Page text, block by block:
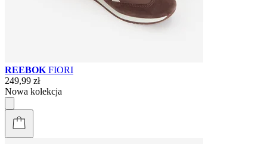
REEBOK FIORI
249,99 zł
Nowa kolekcja